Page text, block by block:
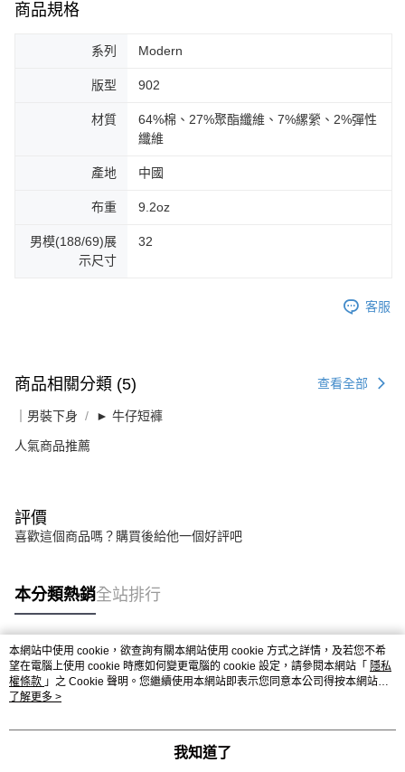
商品規格
系列 Modern
版型 902
材質
64%棉、27%聚酯纖維、7%縲縈、2%彈性
纖維
產地 中國
布重 9.2oz
男模(188/69)展
示尺寸
32
客服
商品相關分類 (5) 查看全部
｜男裝下身 ► 牛仔短褲
人氣商品推薦
評價
喜歡這個商品嗎？購買後給他一個好評吧
本分類熱銷全站排行
熱門標籤
本網站中使用 cookie，欲查詢有關本網站使用 cookie 方式之詳情，及若您不希
望在電腦上使用 cookie 時應如何變更電腦的 cookie 設定，請參閱本網站「 隱私
權條款 」之 Cookie 聲明。您繼續使用本網站即表示您同意本公司得按本網站使
用條款之 Cookie 聲明使用 cookie。
了解更多 >
我知道了